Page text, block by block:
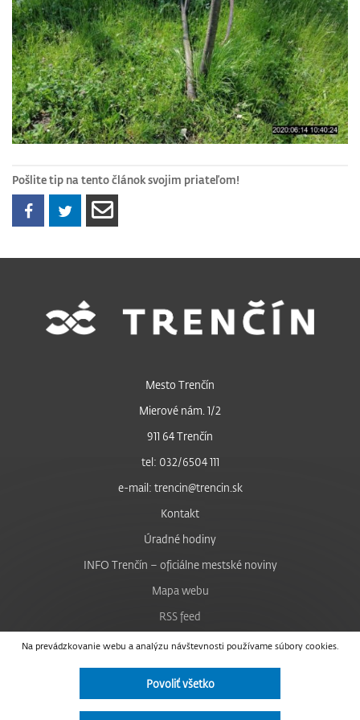
Pošlite tip na tento článok svojim priateľom!
Na prevádzkovanie webu a analýzu návštevnosti používame súbory cookies.
Povoliť všetko
Mesto Trenčín
Mierové nám. 1/2
911 64 Trenčín
tel: 032/6504 111
e-mail: trencin@trencin.sk
Kontakt
Úradné hodiny
INFO Trenčín – oficiálne mestské noviny
Mapa webu
RSS feed
Nastavenie cookies
Facebook